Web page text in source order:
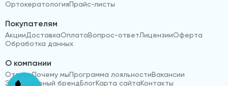
ОртокератологияПрайс-листы
Покупателям
АкцииДоставкаОплатаВопрос-ответЛицензииОферта
Обработка данных
О компании
ОтзывыПочему мыПрограмма лояльностиВакансии
Эксклюзивный брендБлогКарта сайтаКонтакты